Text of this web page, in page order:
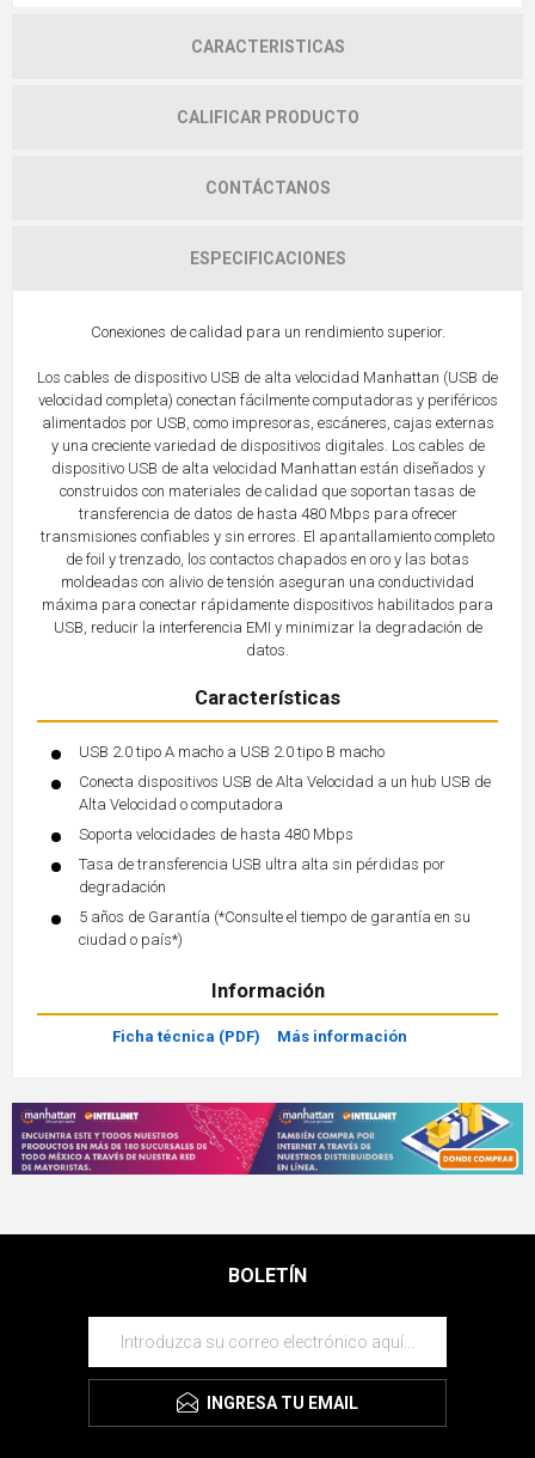
CARACTERISTICAS
CALIFICAR PRODUCTO
CONTÁCTANOS
ESPECIFICACIONES
Conexiones de calidad para un rendimiento superior.
Los cables de dispositivo USB de alta velocidad Manhattan (USB de
velocidad completa) conectan fácilmente computadoras y periféricos
alimentados por USB, como impresoras, escáneres, cajas externas
y una creciente variedad de dispositivos digitales. Los cables de
dispositivo USB de alta velocidad Manhattan están diseñados y
construidos con materiales de calidad que soportan tasas de
transferencia de datos de hasta 480 Mbps para ofrecer
transmisiones confiables y sin errores. El apantallamiento completo
de foil y trenzado, los contactos chapados en oro y las botas
moldeadas con alivio de tensión aseguran una conductividad
máxima para conectar rápidamente dispositivos habilitados para
USB, reducir la interferencia EMI y minimizar la degradación de
datos.
Características
USB 2.0 tipo A macho a USB 2.0 tipo B macho
Conecta dispositivos USB de Alta Velocidad a un hub USB de
Alta Velocidad o computadora
Soporta velocidades de hasta 480 Mbps
Tasa de transferencia USB ultra alta sin pérdidas por
degradación
5 años de Garantía (*Consulte el tiempo de garantía en su
ciudad o país*)
Información
Ficha técnica (PDF) Más información
BOLETÍN
INGRESA TU EMAIL